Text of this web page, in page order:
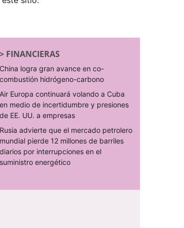
> FINANCIERAS
China logra gran avance en co-
combustión hidrógeno-carbono
Air Europa continuará volando a Cuba
en medio de incertidumbre y presiones
de EE. UU. a empresas
Rusia advierte que el mercado petrolero
mundial pierde 12 millones de barriles
diarios por interrupciones en el
suministro energético